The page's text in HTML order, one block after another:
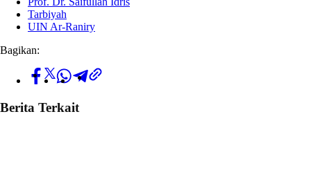
Tarbiyah
UIN Ar-Raniry
Bagikan:
Berita Terkait